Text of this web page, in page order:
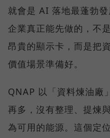
就會是 AI 落地最蓬勃發
企業真正能先做的，不
昂貴的顯示卡，而是把
價值場景準備好。
QNAP 以「資料煉油廠
再多，沒有整理、提煉
為可用的能源。這個定